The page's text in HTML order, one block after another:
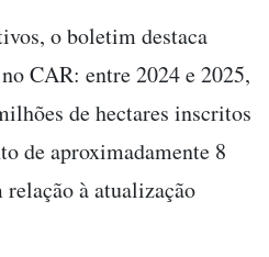
o boletim destaca
CAR: entre 2024 e 2025,
de hectares inscritos
de aproximadamente 8
à atualização